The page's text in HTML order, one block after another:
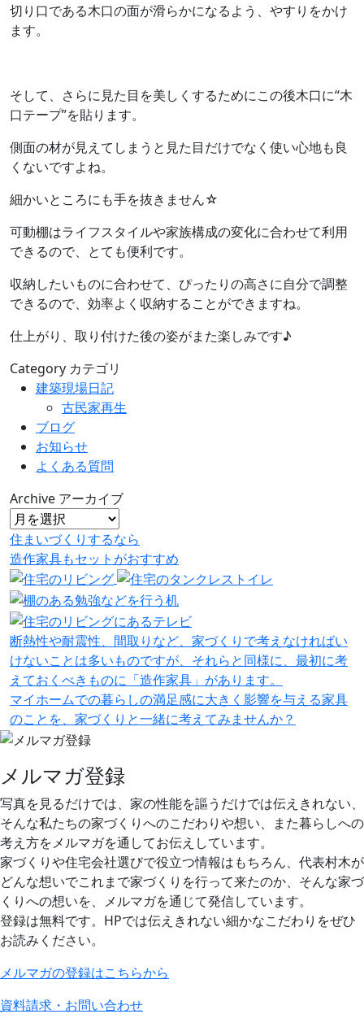
切り口である木口の面が滑らかになるよう、やすりをかけ
ます。
そして、さらに見た目を美しくするためにこの後木口に“木
口テープ”を貼ります。
側面の材が見えてしまうと見た目だけでなく使い心地も良
くないですよね。
細かいところにも手を抜きません☆
可動棚はライフスタイルや家族構成の変化に合わせて利用
できるので、とても便利です。
収納したいものに合わせて、ぴったりの高さに自分で調整
できるので、効率よく収納することができますね。
仕上がり、取り付けた後の姿がまた楽しみです♪
Category カテゴリ
建築現場日記
古民家再生
ブログ
お知らせ
よくある質問
Archive アーカイブ
住まいづくりするなら
造作家具もセット がおすすめ
断熱性や耐震性、間取りなど、家づくりで考えなければい
けないことは多いものですが、それらと同様に、最初に考
えておくべきものに「造作家具」があります。
マイホームでの暮らしの満足感に大きく影響を与える家具
のことを、家づくりと一緒に考えてみませんか？
メルマガ登録
写真を見るだけでは、家の性能を謳うだけでは伝えきれない、
そんな私たちの家づくりへのこだわりや想い、また暮らしへの
考え方をメルマガを通してお伝えしています。
家づくりや住宅会社選びで役立つ情報はもちろん、代表村木が
どんな想いでこれまで家づくりを行って来たのか、そんな家づ
くりへの想いを、メルマガを通じて発信しています。
登録は無料です。HPでは伝えきれない細かなこだわりをぜひ
お読みください。
メルマガの登録はこちらから
資料請求・お問い合わせ